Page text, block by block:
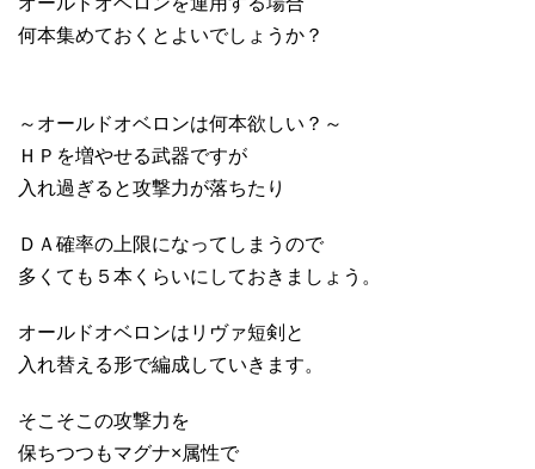
何本集めておくとよいでしょうか？
～オールドオベロンは何本欲しい？～
ＨＰを増やせる武器ですが
入れ過ぎると攻撃力が落ちたり
ＤＡ確率の上限になってしまうので
多くても５本くらいにしておきましょう。
オールドオベロンはリヴァ短剣と
入れ替える形で編成していきます。
そこそこの攻撃力を
保ちつつもマグナ×属性で